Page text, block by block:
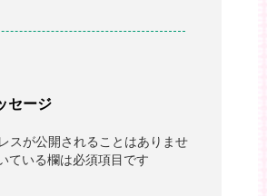
セージ
スが公開されることはありませ
ている欄は必須項目です